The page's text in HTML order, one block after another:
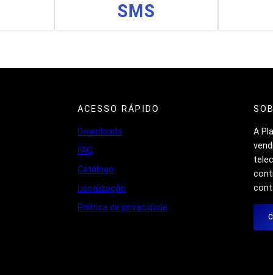
SMS
ACESSO RÁPIDO
Downloads
FAQ
Catálogo
Localização
Politica de privacidade
A